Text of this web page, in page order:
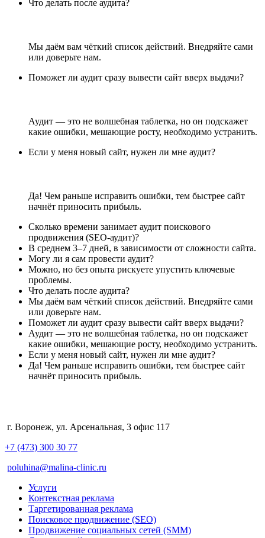
Что делать после аудита?
Мы даём вам чёткий список действий. Внедряйте сами
или доверьте нам.
Поможет ли аудит сразу вывести сайт вверх выдачи?
Аудит — это не волшебная таблетка, но он подскажет
какие ошибки, мешающие росту, необходимо устранить.
Если у меня новый сайт, нужен ли мне аудит?
Да! Чем раньше исправить ошибки, тем быстрее сайт
начнёт приносить прибыль.
Сколько времени занимает аудит поискового
продвижения (SEO-аудит)?
В среднем 3–7 дней, в зависимости от сложности сайта.
Могу ли я сам провести аудит?
Можно, но без опыта рискуете упустить ключевые
проблемы.
Что делать после аудита?
Мы даём вам чёткий список действий. Внедряйте сами
или доверьте нам.
Поможет ли аудит сразу вывести сайт вверх выдачи?
Аудит — это не волшебная таблетка, но он подскажет
какие ошибки, мешающие росту, необходимо устранить.
Если у меня новый сайт, нужен ли мне аудит?
Да! Чем раньше исправить ошибки, тем быстрее сайт
начнёт приносить прибыль.
г. Воронеж, ул. Арсенальная, 3 офис 117
+7 (473) 300 30 77
poluhina@malina-clinic.ru
Услуги
Контекстная реклама
Таргетированная реклама
Поисковое продвижение (SEO)
Продвижение социальных сетей (SMM)